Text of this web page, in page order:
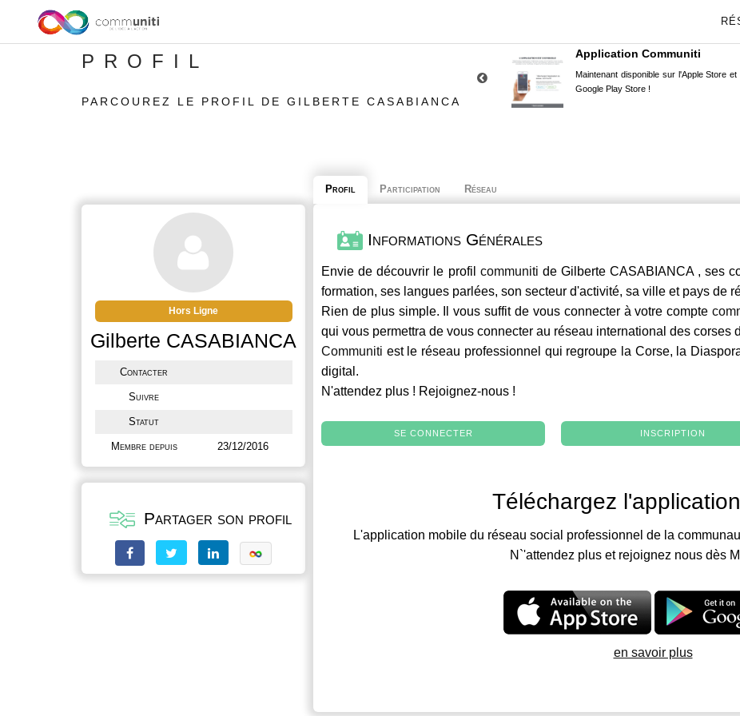
PROFIL
PARCOUREZ LE PROFIL DE GILBERTE CASABIANCA
Application Communiti
Maintenant disponible sur l'Apple Store et
Google Play Store !
Hors Ligne
Gilberte CASABIANCA
Contacter
Suivre
Statut
Membre depuis 23/12/2016
Partager son profil
Profil Participation Réseau
Informations Générales
Envie de découvrir le profil communiti de Gilberte CASABIANCA , ses
formation, ses langues parlées, son secteur d'activité, sa ville et pays de
Rien de plus simple. Il vous suffit de vous connecter à votre compte
qui vous permettra de vous connecter au réseau international des corses
Communiti est le réseau professionnel qui regroupe la Corse, la
digital.
N'attendez plus ! Rejoignez-nous !
SE CONNECTER INSCRIPTION
Téléchargez
L'application mobile du réseau social professionnel de la
N`'attendez plus et rejoignez nous dès
en savoir plus